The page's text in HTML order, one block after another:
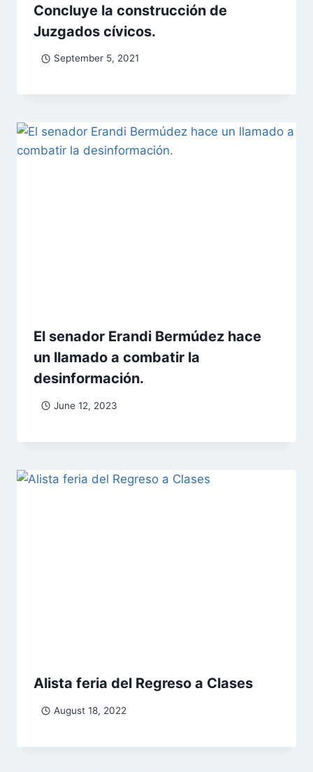
Concluye la construcción de
Juzgados cívicos.
September 5, 2021
El senador Erandi Bermúdez hace
un llamado a combatir la
desinformación.
June 12, 2023
Alista feria del Regreso a Clases
August 18, 2022